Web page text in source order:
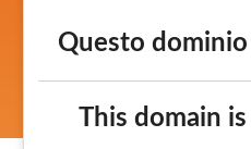
Questo
This domain